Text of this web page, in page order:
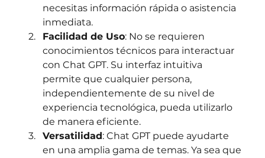
necesitas información rápida o asistencia
inmediata.
Facilidad de Uso: No se requieren
conocimientos técnicos para interactuar
con Chat GPT. Su interfaz intuitiva
permite que cualquier persona,
independientemente de su nivel de
experiencia tecnológica, pueda utilizarlo
de manera eficiente.
Versatilidad: Chat GPT puede ayudarte
en una amplia gama de temas. Ya sea que